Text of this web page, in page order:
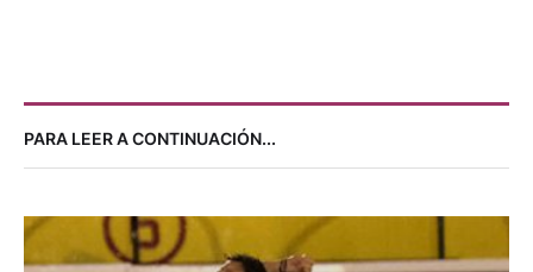
PARA LEER A CONTINUACIÓN...